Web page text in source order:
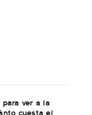
ver a la
cuesta el